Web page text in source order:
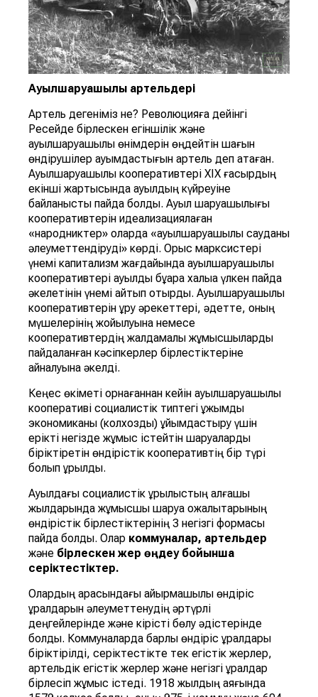
Ауылшаруашылық артельдері
Артель дегеніміз не? Революцияға дейінгі
Ресейде бірлескен егіншілік және
ауылшаруашылық өнімдерін өңдейтін шағын
өндірушілер қауымдастығын артель деп атаған.
Ауылшаруашылық кооперативтері ХІХ ғасырдың
екінші жартысында ауылдың күйреуіне
байланысты пайда болды. Ауыл шаруашылығы
кооперативтерін идеализациялаған
«народниктер» оларда «ауылшаруашылық сауданы
әлеуметтендіруді» көрді. Орыс марксистері
үнемі капитализм жағдайында ауылшаруашылық
кооперативтері ауылдық бұқара халыққа үлкен пайда
әкелетінін үнемі айтып отырды. Ауылшаруашылық
кооперативтерін құру әрекеттері, әдетте, оның
мүшелерінің жойылуына немесе
кооперативтердің жалдамалы жұмысшыларды
пайдаланған кәсіпкерлер бірлестіктеріне
айналуына әкелді.
Кеңес өкіметі орнағаннан кейін ауылшаруашылық
кооперативі социалистік типтегі ұжымдық
экономиканы (колхозды) ұйымдастыру үшін
ерікті негізде жұмыс істейтін шаруаларды
біріктіретін өндірістік кооперативтің бір түрі
болып құрылды.
Ауылдағы социалистік құрылыстың алғашқы
жылдарында жұмысшы шаруа қожалықтарының
өндірістік бірлестіктерінің 3 негізгі формасы
пайда болды. Олар коммуналар, артельдер
және бірлескен жер өңдеу бойынша
серіктестіктер.
Олардың арасындағы айырмашылық өндіріс
құралдарын әлеуметтенудің әртүрлі
деңгейлерінде және кірісті бөлу әдістерінде
болды. Коммуналарда барлық өндіріс құралдары
біріктірілді, серіктестікте тек егістік жерлер,
артельдік егістік жерлер және негізгі құралдар
бірлесіп жұмыс істеді. 1918 жылдың аяғында